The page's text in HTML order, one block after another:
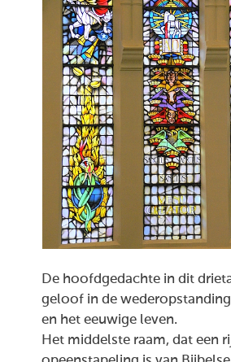
De hoofdgedachte in dit
geloof in de
en het eeuwige leven.
Het middelste raam, dat een